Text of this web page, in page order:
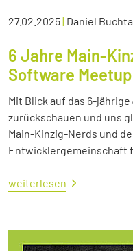
27.02.2025| Daniel Buchta
6 Jahre Main-
Software
Mit Blick auf das 6-
zurückschauen und uns
Main-Kinzig-Nerds und
Entwicklergemeinschaft
weiterlesen